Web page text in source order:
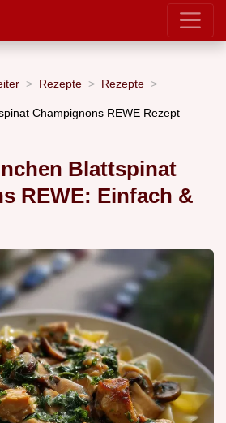
Rezepte Rezepte
Champignons REWE Rezept
Blattspinat
REWE: Einfach &